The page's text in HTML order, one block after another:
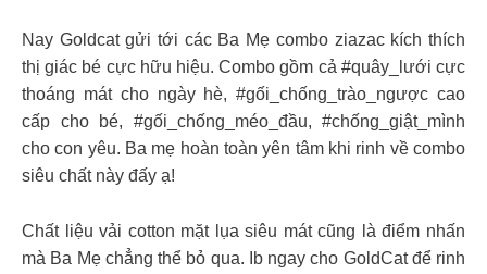
Nay Goldcat gửi tới các Ba Mẹ combo ziazac kích thích
thị giác bé cực hữu hiệu. Combo gồm cả #quây_lưới cực
thoáng mát cho ngày hè, #gối_chống_trào_ngược cao
cấp cho bé, #gối_chống_méo_đầu, #chống_giật_mình
cho con yêu. Ba mẹ hoàn toàn yên tâm khi rinh về combo
siêu chất này đấy ạ!
Chất liệu vải cotton mặt lụa siêu mát cũng là điểm nhấn
mà Ba Mẹ chẳng thể bỏ qua. Ib ngay cho GoldCat để rinh